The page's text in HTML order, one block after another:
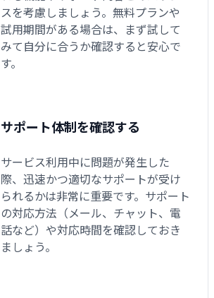
スを考慮しましょう。無料プランや
試用期間がある場合は、まず試して
みて自分に合うか確認すると安心で
す。
サポート体制を確認する
サービス利用中に問題が発生した
際、迅速かつ適切なサポートが受け
られるかは非常に重要です。サポート
の対応方法（メール、チャット、電
話など）や対応時間を確認しておき
ましょう。